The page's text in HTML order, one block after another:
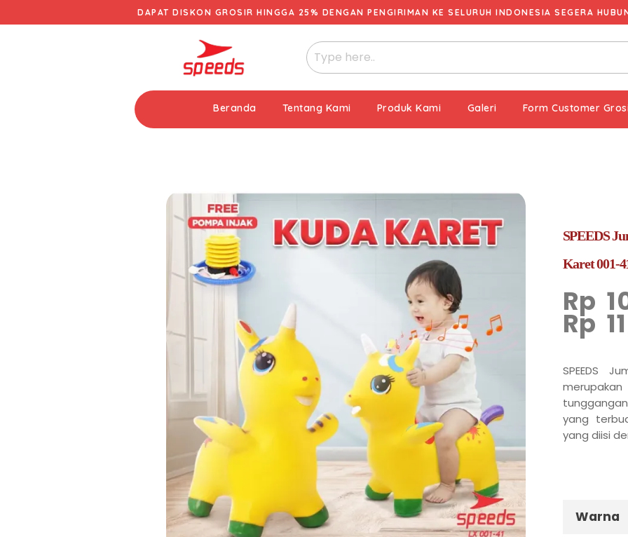
DAPAT DISKON GROSIR HINGGA 25% DENGAN PENGIRIMAN KE SELURUH INDONESIA SEGERA
Beranda Tentang Kami Produk Kami Galeri Form Customer
SPEEDS
Karet 001-
Rp
Rp
SPEEDS
yang
yang diisi
Warna